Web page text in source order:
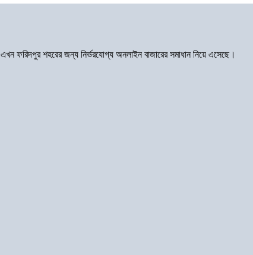
এখন ফরিদপুর শহরের জন্য নির্ভরযোগ্য অনলাইন বাজারের সমাধান নিয়ে এসেছে।